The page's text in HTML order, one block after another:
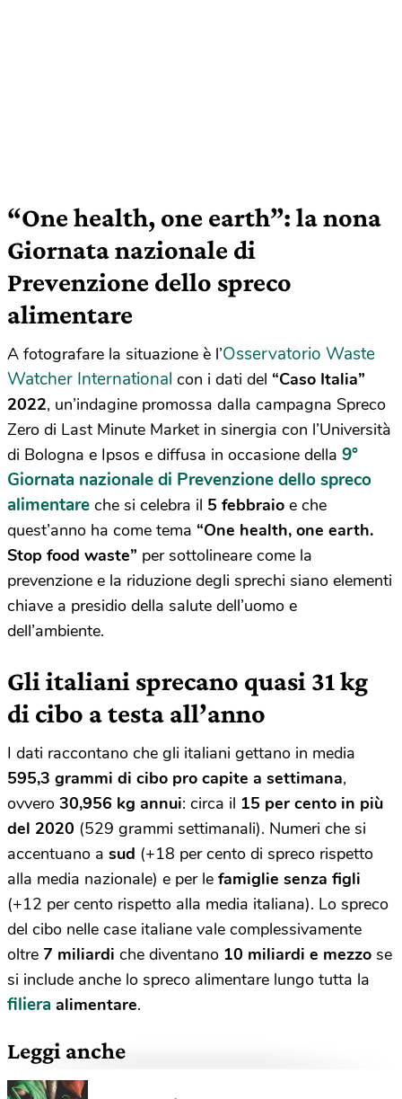
“One health, one earth”: la nona
Giornata nazionale di
Prevenzione dello spreco
alimentare
A fotografare la situazione è l’Osservatorio Waste
Watcher International con i dati del “Caso Italia”
2022, un’indagine promossa dalla campagna Spreco
Zero di Last Minute Market in sinergia con l’Università
di Bologna e Ipsos e diffusa in occasione della 9°
Giornata nazionale di Prevenzione dello spreco
alimentare che si celebra il 5 febbraio e che
quest’anno ha come tema “One health, one earth.
Stop food waste” per sottolineare come la
prevenzione e la riduzione degli sprechi siano elementi
chiave a presidio della salute dell’uomo e
dell’ambiente.
Gli italiani sprecano quasi 31 kg
di cibo a testa all’anno
I dati raccontano che gli italiani gettano in media
595,3 grammi di cibo pro capite a settimana,
ovvero 30,956 kg annui: circa il 15 per cento in più
del 2020 (529 grammi settimanali). Numeri che si
accentuano a sud (+18 per cento di spreco rispetto
alla media nazionale) e per le famiglie senza figli
(+12 per cento rispetto alla media italiana). Lo spreco
del cibo nelle case italiane vale complessivamente
oltre 7 miliardi che diventano 10 miliardi e mezzo se
si include anche lo spreco alimentare lungo tutta la
filiera alimentare.
Leggi anche